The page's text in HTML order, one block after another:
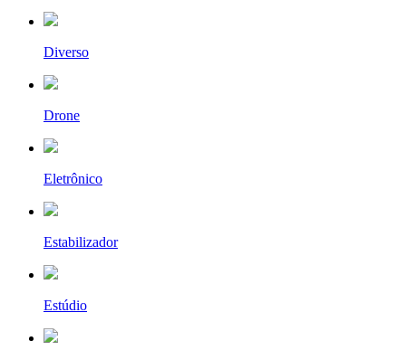
Diverso
Drone
Eletrônico
Estabilizador
Estúdio